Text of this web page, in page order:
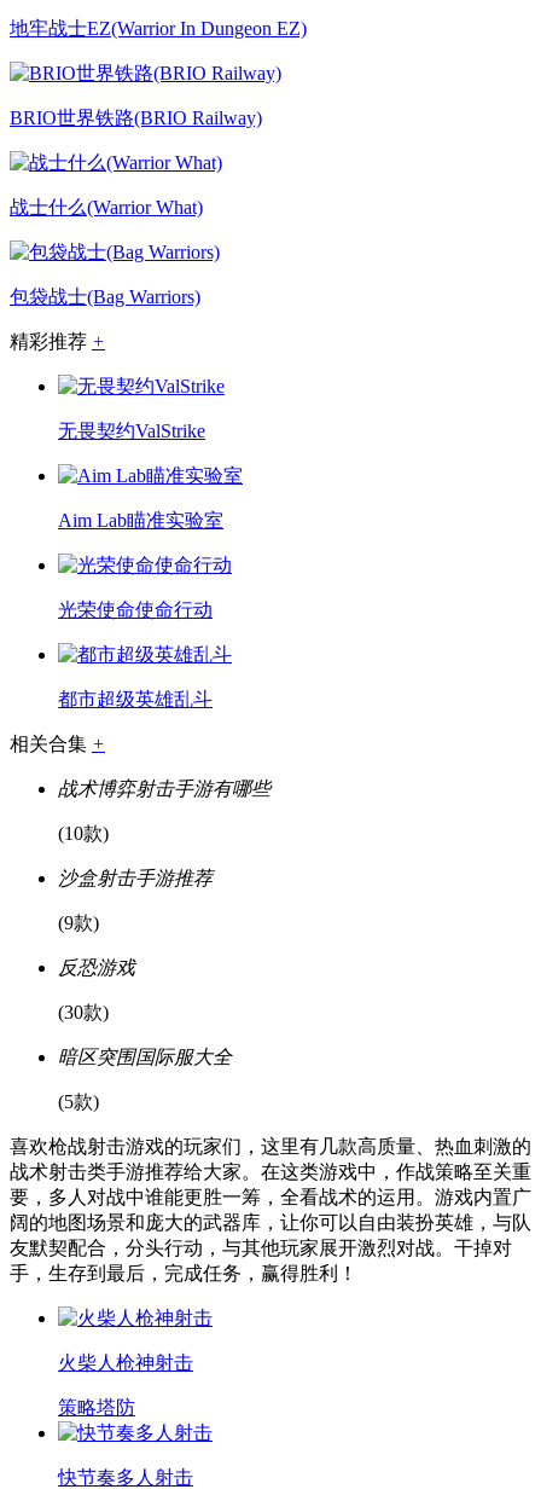
地牢战士EZ(Warrior In Dungeon EZ)
BRIO世界铁路(BRIO Railway)
战士什么(Warrior What)
包袋战士(Bag Warriors)
精彩推荐 +
无畏契约ValStrike
Aim Lab瞄准实验室
光荣使命使命行动
都市超级英雄乱斗
相关合集 +
战术博弈射击手游有哪些
(10款)
沙盒射击手游推荐
(9款)
反恐游戏
(30款)
暗区突围国际服大全
(5款)
喜欢枪战射击游戏的玩家们，这里有几款高质量、热血刺激的
战术射击类手游推荐给大家。在这类游戏中，作战策略至关重
要，多人对战中谁能更胜一筹，全看战术的运用。游戏内置广
阔的地图场景和庞大的武器库，让你可以自由装扮英雄，与队
友默契配合，分头行动，与其他玩家展开激烈对战。干掉对
手，生存到最后，完成任务，赢得胜利！
火柴人枪神射击
策略塔防
快节奏多人射击